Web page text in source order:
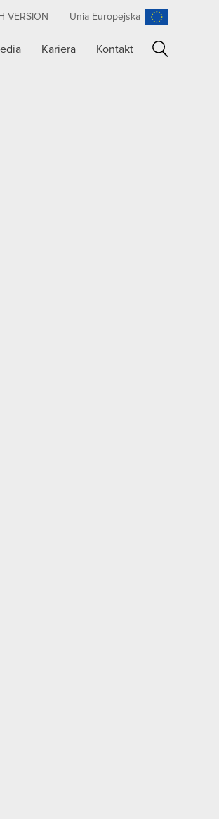
VERSION Unia Europejska
Kariera Kontakt